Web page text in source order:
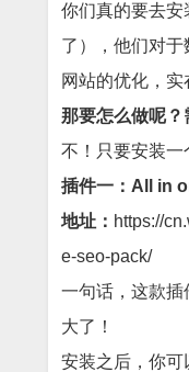
你们真的要去安
了），他们对于
网站的优化，实
那要怎么做呢？
不！只要安装一
插件一：All in
地址： https://
e-seo-pack/
一句话，这款插
大了！
安装之后，你可